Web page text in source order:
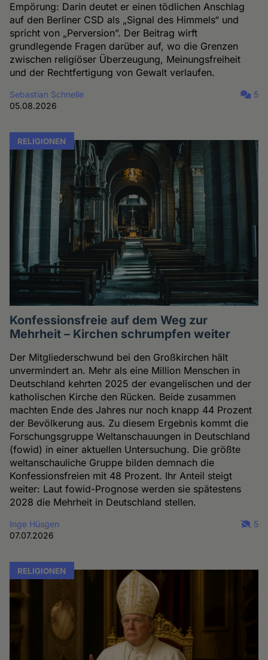
Empörung: Darin deutet er einen tödlichen Anschlag
auf den Berliner CSD als „Signal des Himmels“ und
spricht von „Perversion”. Der Beitrag wirft
grundlegende Fragen darüber auf, wo die Grenzen
zwischen religiöser Überzeugung, Meinungsfreiheit
und der Rechtfertigung von Gewalt verlaufen.
Sebastian Schnelle
05.08.2026
5
RELIGIONEN
Konfessionsfreie auf dem Weg zur
Mehrheit – Kirchen schrumpfen weiter
Der Mitgliederschwund bei den Großkirchen hält
unvermindert an. Mehr als eine Million Menschen in
Deutschland kehrten 2025 der evangelischen und der
katholischen Kirche den Rücken. Beide zusammen
machten Ende des Jahres nur noch knapp 44 Prozent
der Bevölkerung aus. Zu diesem Ergebnis kommt die
Forschungsgruppe Weltanschauungen in Deutschland
(fowid) in einer aktuellen Untersuchung. Die größte
weltanschauliche Gruppe bilden demnach die
Konfessionsfreien mit 48 Prozent. Ihr Anteil steigt
weiter: Laut fowid-Prognose werden sie spätestens
2028 die Mehrheit in Deutschland stellen.
Inge Hüsgen
07.07.2026
5
RELIGIONEN